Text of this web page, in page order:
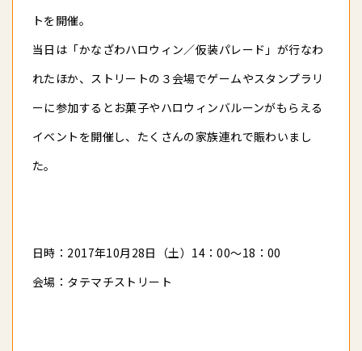
トを開催。
当日は「かなざわハロウィン／仮装パレード」が行なわ
れたほか、ストリートの３会場でゲームやスタンプラリ
ーに参加するとお菓子やハロウィンバルーンがもらえる
イベントを開催し、たくさんの家族連れで賑わいまし
た。
日時：2017年10月28日（土）14：00～18：00
会場：タテマチストリート